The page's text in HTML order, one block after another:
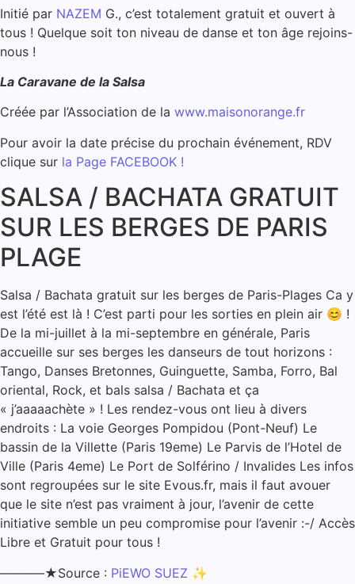
Initié par NAZEM G., c’est totalement gratuit et ouvert à
tous ! Quelque soit ton niveau de danse et ton âge rejoins-
nous !
La Caravane de la Salsa
Créée par l’Association de la www.maisonorange.fr
Pour avoir la date précise du prochain événement, RDV
clique sur la Page FACEBOOK !
SALSA / BACHATA GRATUIT
SUR LES BERGES DE PARIS
PLAGE
Salsa / Bachata gratuit sur les berges de Paris-Plages Ca y
est l’été est là ! C’est parti pour les sorties en plein air 😊 !
De la mi-juillet à la mi-septembre en générale, Paris
accueille sur ses berges les danseurs de tout horizons :
Tango, Danses Bretonnes, Guinguette, Samba, Forro, Bal
oriental, Rock, et bals salsa / Bachata et ça
« j’aaaaachète » ! Les rendez-vous ont lieu à divers
endroits : La voie Georges Pompidou (Pont-Neuf) Le
bassin de la Villette (Paris 19eme) Le Parvis de l’Hotel de
Ville (Paris 4eme) Le Port de Solférino / Invalides Les infos
sont regroupées sur le site Evous.fr, mais il faut avouer
que le site n’est pas vraiment à jour, l’avenir de cette
initiative semble un peu compromise pour l’avenir :-/ Accès
Libre et Gratuit pour tous !
———–★Source : PiEWO SUEZ ✨